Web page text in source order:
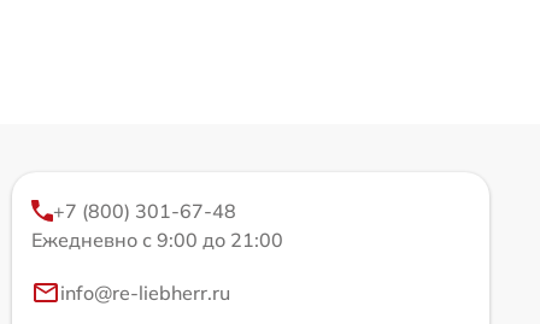
+7 (800) 301-67-48
Ежедневно с 9:00 до 21:00
info@re-liebherr.ru